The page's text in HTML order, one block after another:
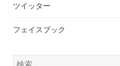
ツイッター
フェイスブック
検